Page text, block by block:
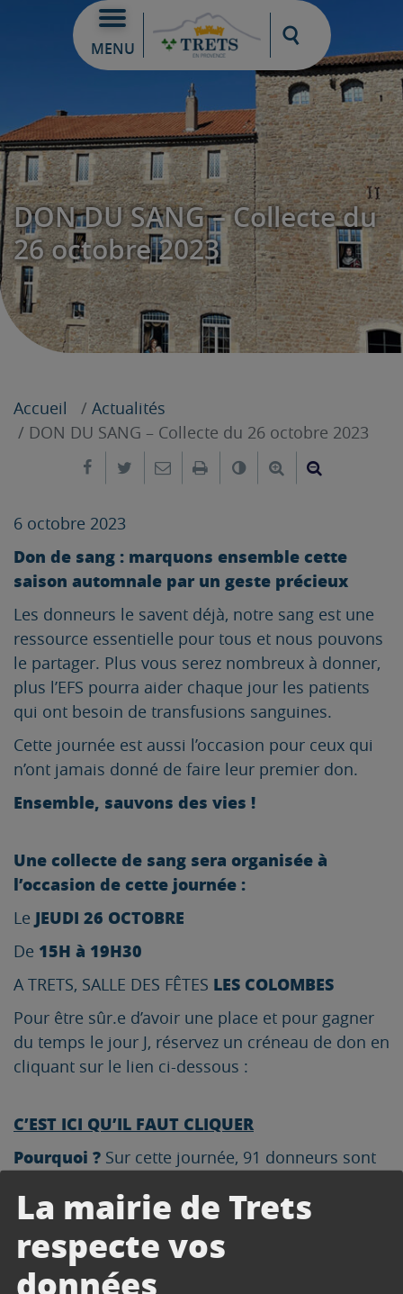
La mairie de Trets
respecte vos
données
MENU
Moteur de
DON DU SANG – Collecte du
26 octobre 2023
Accueil
Actualités
DON DU SANG – Collecte du 26 octobre 2023
Partager sur Facebook
Partager sur Twitter
Envoyer par e-mail
ImprimerChanger leAgrandir le
6 octobre 2023
Don de sang : marquons ensemble cette
saison automnale par un geste précieux
Les donneurs le savent déjà, notre sang est une
ressource essentielle pour tous et nous pouvons
le partager. Plus vous serez nombreux à donner,
plus l’EFS pourra aider chaque jour les patients
qui ont besoin de transfusions sanguines.
Cette journée est aussi l’occasion pour ceux qui
n’ont jamais donné de faire leur premier don.
Ensemble, sauvons des vies !
Une collecte de sang sera organisée à
l’occasion de cette journée :
Le JEUDI 26 OCTOBRE
De 15H à 19H30
A TRETS, SALLE DES FÊTES LES COLOMBES
Pour être sûr.e d’avoir une place et pour gagner
du temps le jour J, réservez un créneau de don en
cliquant sur le lien ci-dessous :
C’EST ICI QU’IL FAUT CLIQUER
Pourquoi ? Sur cette journée, 91 donneurs sont
Assurez-vous de pouvoir donner le jour J !
Testez votre éligibilité au don en quelques
minutes sur https://dondesang.efs.sante.fr/puis-
je-donner